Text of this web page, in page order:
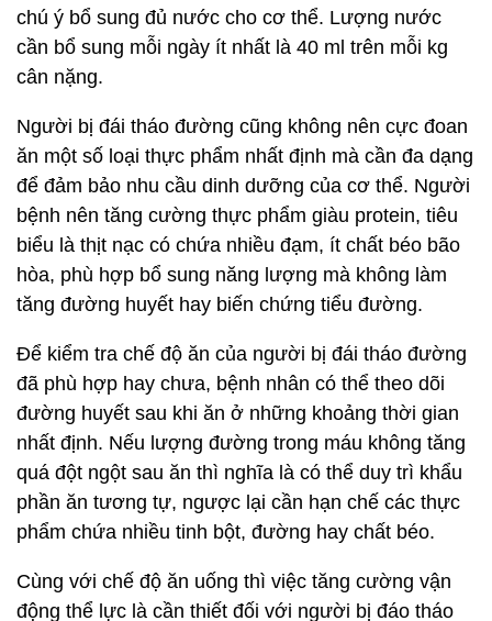
chú ý bổ sung đủ nước cho cơ thể. Lượng nước
cần bổ sung mỗi ngày ít nhất là 40 ml trên mỗi kg
cân nặng.
Người bị đái tháo đường cũng không nên cực đoan
ăn một số loại thực phẩm nhất định mà cần đa dạng
để đảm bảo nhu cầu dinh dưỡng của cơ thể. Người
bệnh nên tăng cường thực phẩm giàu protein, tiêu
biểu là thịt nạc có chứa nhiều đạm, ít chất béo bão
hòa, phù hợp bổ sung năng lượng mà không làm
tăng đường huyết hay biến chứng tiểu đường.
Để kiểm tra chế độ ăn của người bị đái tháo đường
đã phù hợp hay chưa, bệnh nhân có thể theo dõi
đường huyết sau khi ăn ở những khoảng thời gian
nhất định. Nếu lượng đường trong máu không tăng
quá đột ngột sau ăn thì nghĩa là có thể duy trì khẩu
phần ăn tương tự, ngược lại cần hạn chế các thực
phẩm chứa nhiều tinh bột, đường hay chất béo.
Cùng với chế độ ăn uống thì việc tăng cường vận
động thể lực là cần thiết đối với người bị đáo tháo